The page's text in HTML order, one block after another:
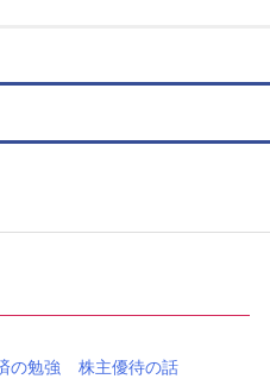
の勉強
株主優待の話